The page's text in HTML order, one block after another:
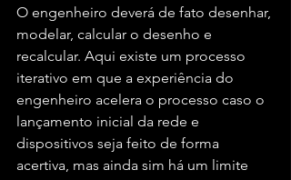
O engenheiro deverá de fato desenhar,
modelar, calcular o desenho e
recalcular. Aqui existe um processo
iterativo em que a experiência do
engenheiro acelera o processo caso o
lançamento inicial da rede e
dispositivos seja feito de forma
acertiva, mas ainda sim há um limite